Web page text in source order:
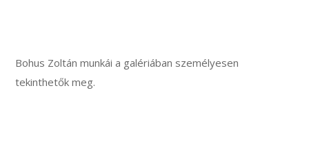
Bohus Zoltán munkái a galériában személyesen
tekinthetők meg.